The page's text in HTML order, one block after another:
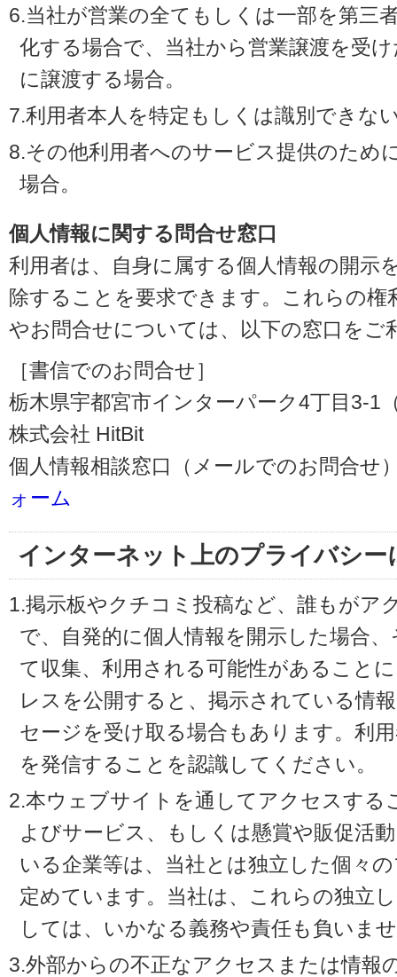
6.当社が営業の全てもしくは一部を第三
化する場合で、当社から営業譲渡を受
に譲渡する場合。
7.利用者本人を特定もしくは識別できな
8.その他利用者へのサービス提供のため
場合。
個人情報に関する問合せ窓口
利用者は、自身に属する個人情報の開示
除することを要求できます。これらの権
やお問合せについては、以下の窓口をご
［書信でのお問合せ］
栃木県宇都宮市インターパーク4丁目3-1
株式会社 HitBit
個人情報相談窓口（メールでのお問合せ
ォーム
インターネット上のプライバシー
1.掲示板やクチコミ投稿など、誰もがア
で、自発的に個人情報を開示した場合
て収集、利用される可能性があること
レスを公開すると、掲示されている情
セージを受け取る場合もあります。利
を発信することを認識してください。
2.本ウェブサイトを通してアクセスする
よびサービス、もしくは懸賞や販促活
いる企業等は、当社とは独立した個々
定めています。当社は、これらの独立
しては、いかなる義務や責任も負いま
3.外部からの不正なアクセスまたは情報